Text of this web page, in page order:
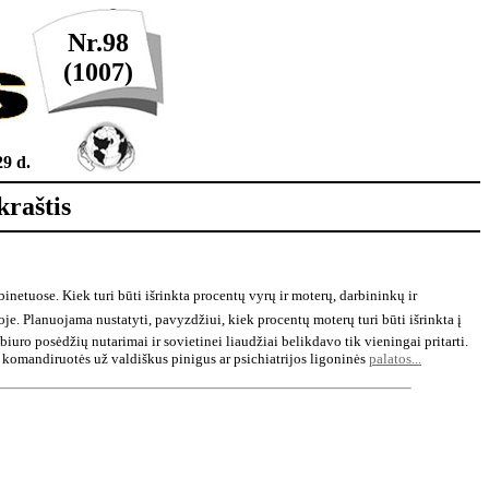
d.
Nr.98
(1007)
Kiek turi būti išrinkta procentų vyrų ir moterų, darbininkų ir
Planuojama nustatyti, pavyzdžiui, kiek procentų moterų turi būti išrinkta į
posėdžių nutarimai ir sovietinei liaudžiai belikdavo tik vieningai pritarti.
už valdiškus pinigus ar psichiatrijos ligoninės palatos...